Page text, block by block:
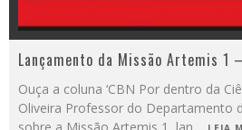
Lançamento da Missão Artemis 1
Ouça a coluna ‘CBN Por dentro da
Oliveira Professor do Departamento